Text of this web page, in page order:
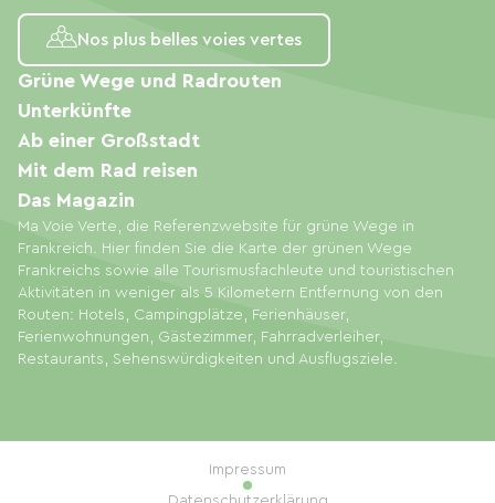
Nos plus belles voies vertes
Ma Voie Verte, die Referenzwebsite für grüne Wege in
Frankreich. Hier finden Sie die Karte der grünen Wege
Frankreichs sowie alle Tourismusfachleute und touristischen
Aktivitäten in weniger als 5 Kilometern Entfernung von den
Routen: Hotels, Campingplätze, Ferienhäuser,
Ferienwohnungen, Gästezimmer, Fahrradverleiher,
Restaurants, Sehenswürdigkeiten und Ausflugsziele.
Grüne Wege und Radrouten
Unterkünfte
Ab einer Großstadt
Mit dem Rad reisen
Das Magazin
Impressum